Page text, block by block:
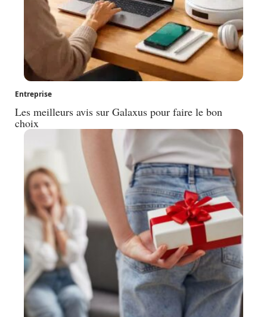
Entreprise
Les meilleurs avis sur Galaxus pour faire le bon
choix